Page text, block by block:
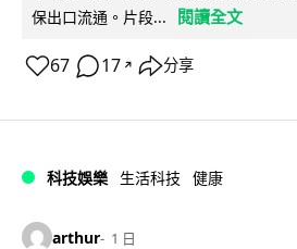
保出口流通。片段...
閱讀全文
67 17 ↗ 分享
科技娛樂 生活科技 健康
arthur 1 日